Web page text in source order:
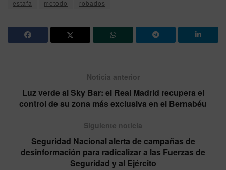
estafa metodo robados
Noticia anterior
Luz verde al Sky Bar: el Real Madrid recupera el
control de su zona más exclusiva en el Bernabéu
Siguiente noticia
Seguridad Nacional alerta de campañas de
desinformación para radicalizar a las Fuerzas de
Seguridad y al Ejército